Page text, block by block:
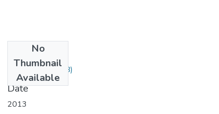
No
Thumbnail
Available
79.pdf(325.62 KB)
Date
2013